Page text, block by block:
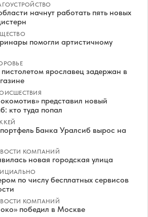
начнут работать пять новых
помогли артистичному
ярославец задержан в
представил новый
кто туда попал
Банка Уралсиб вырос на
КОМПАНИЙ
новая городская улица
по числу бесплатных сервисов
КОМПАНИЙ
победил в Москве